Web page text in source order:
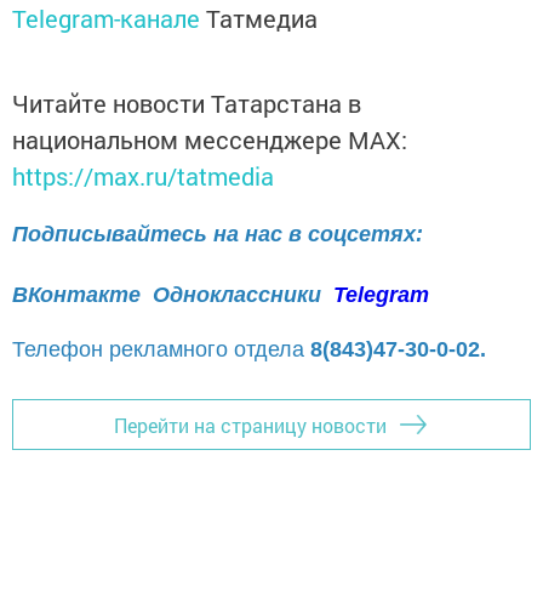
Telegram-канале Татмедиа
Читайте новости Татарстана в
национальном мессенджере MАХ:
https://max.ru/tatmedia
Подписывайтесь на нас в соцсетях:
ВКонтакте Одноклассники Telegram
Телефон рекламного отдела 8(843)47-30-0-02.
Перейти на страницу новости